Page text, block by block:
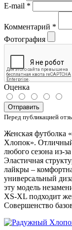
E-mail *
Комментарий *
Фотография
Оценка
Отправить
Перед публикацией
Женская футболка
Хлопок».
любого сезона из-
Эластичная
лайкры –
универсальный
эту модель
XS-XL подходит
Совершенство